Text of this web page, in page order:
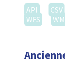
API
CSV
WFS